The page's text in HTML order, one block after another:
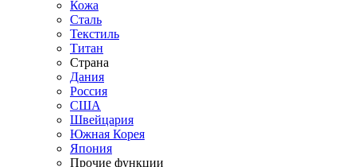
Кожа
Сталь
Текстиль
Титан
Страна
Дания
Россия
США
Швейцария
Южная Корея
Япония
Прочие функции